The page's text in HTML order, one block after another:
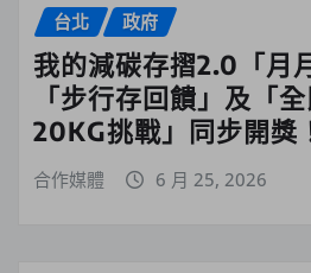
台北 政府
我的減碳存摺2.0「月
「步行存回饋」及「
20KG挑戰」同步開獎
合作媒體 6 月 25, 2026